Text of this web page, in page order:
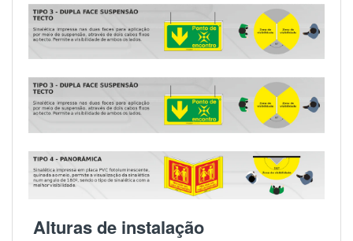
Alturas de instalação